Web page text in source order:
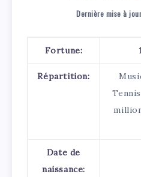
Dernière mise à
Fortune:
Répartition:
Date de
naissance: